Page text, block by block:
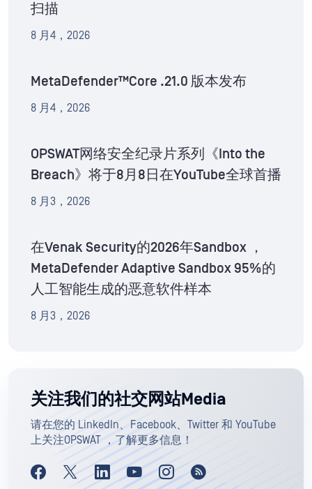
扫描
8 月4，2026
MetaDefender™Core .21.0 版本发布
8 月4，2026
OPSWAT网络安全纪录片系列《Into the
Breach》将于8月8日在YouTube全球首播
8 月3，2026
在Venak Security的2026年Sandbox ，
MetaDefender Adaptive Sandbox 95%的
人工智能生成的恶意软件样本
8 月3，2026
关注我们的社交网站Media
请在您的 LinkedIn、Facebook、Twitter 和 YouTube
上关注OPSWAT ，了解更多信息！